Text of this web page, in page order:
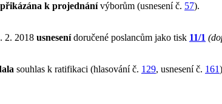
přikázána k projednánívýborům (usnesení č. 57).
2. 2018 usnesenídoručené poslancům jako tisk 11/1
souhlas k ratifikaci (hlasování č. 129, usnesení č. 161